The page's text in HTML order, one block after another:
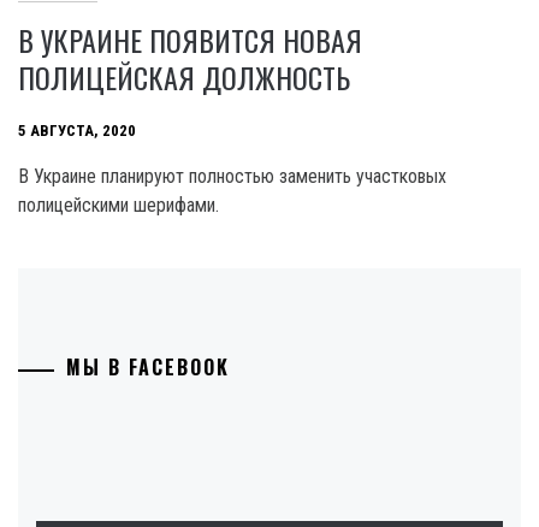
В УКРАИНЕ ПОЯВИТСЯ НОВАЯ
ПОЛИЦЕЙСКАЯ ДОЛЖНОСТЬ
5 АВГУСТА, 2020
В Украине планируют полностью заменить участковых
полицейскими шерифами.
МЫ В FACEBOOK